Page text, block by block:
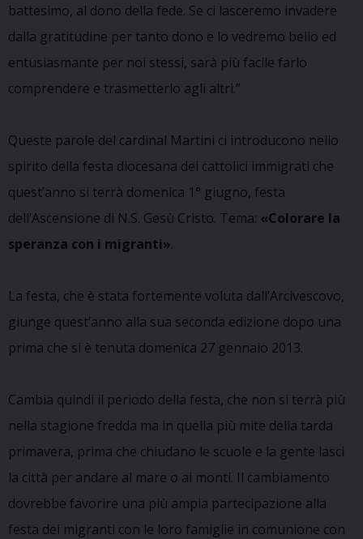
battesimo, al dono della fede. Se ci lasceremo invadere
dalla gratitudine per tanto dono e lo vedremo bello ed
entusiasmante per noi stessi, sarà più facile farlo
comprendere e trasmetterlo agli altri.”
Queste parole del cardinal Martini ci introducono nello
spirito della festa diocesana dei cattolici immigrati che
quest’anno si terrà domenica 1° giugno, festa
dell’Ascensione di N.S. Gesù Cristo. Tema: «Colorare la
speranza con i migranti».
La festa, che è stata fortemente voluta dall’Arcivescovo,
giunge quest’anno alla sua seconda edizione dopo una
prima che si è tenuta domenica 27 gennaio 2013.
Cambia quindi il periodo della festa, che non si terrà più
nella stagione fredda ma in quella più mite della tarda
primavera, prima che chiudano le scuole e la gente lasci
la città per andare al mare o ai monti. Il cambiamento
dovrebbe favorire una più ampia partecipazione alla
festa dei migranti con le loro famiglie in comunione con